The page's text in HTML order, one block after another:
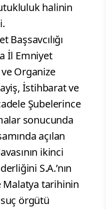
halinin
Başsavcılığı
İl Emniyet
Organize
İstihbarat ve
Şubelerince
sonucunda
açılan
ikinci
S.A.’nın
Malatya tarihinin
örgütü